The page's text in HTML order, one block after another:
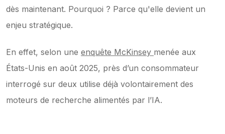
dès maintenant. Pourquoi ? Parce qu'elle devient un
enjeu stratégique.
En effet, selon une enquête McKinsey menée aux
États-Unis en août 2025, près d’un consommateur
interrogé sur deux utilise déjà volontairement des
moteurs de recherche alimentés par l’IA.